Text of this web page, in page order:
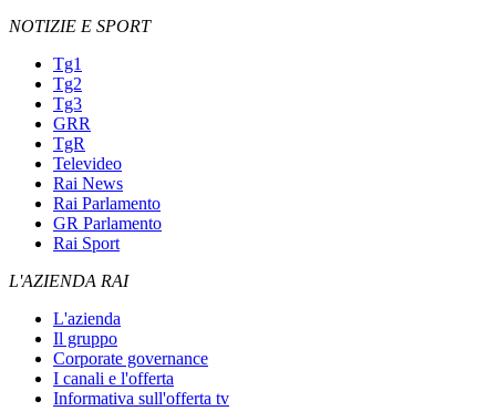
NOTIZIE E SPORT
Tg1
Tg2
Tg3
GRR
TgR
Televideo
Rai News
Rai Parlamento
GR Parlamento
Rai Sport
L'AZIENDA RAI
L'azienda
Il gruppo
Corporate governance
I canali e l'offerta
Informativa sull'offerta tv